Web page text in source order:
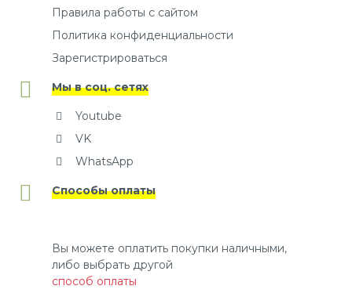
Правила работы с сайтом
Политика конфиденциальности
Зарегистрироваться
Мы в соц. сетях
Youtube
VK
WhatsApp
Способы оплаты
Вы можете оплатить покупки наличными,
либо выбрать другой
способ оплаты